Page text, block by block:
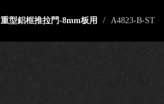
重型鋁框推拉門-8mm板用 A4823-B-ST